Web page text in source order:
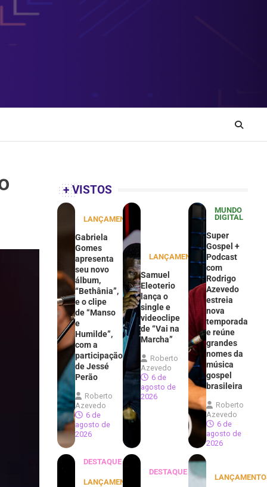
+ VISTOS
LANÇAMENTOS
Gabriela
Gomes
apresenta
seu novo
álbum,
“Bethânia”,
e o clipe
de “Manso
e
Humilde”,
com a
participação
de Jessé
Perão
Roberto
Azevedo
6 de
agosto de
2026
LANÇAMENTOS
Samuel
Eleoterio
lança o
single e
videoclipe
de “Vai na
Marcha”
Roberto
Azevedo
6 de
agosto de
2026
MUNDO
DIGITAL
Super
Gospel +
Podcast
com
Rodrigo
Azevedo
estreia
nova
temporada
e reúne
grandes
nomes da
música
gospel
brasileira
Roberto
Azevedo
6 de
agosto de
2026
DESTAQUE
LANÇAMENTOS
DESTAQUE